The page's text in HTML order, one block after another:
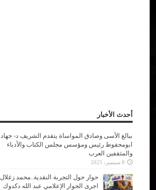
أحدث الأخبار
ببالغ الأسى وصادق المواساة يتقدم الشريف د- جهاد
ابومحفوظ رئيس ومؤسس مجلس الكتاب والأدباء
والمثقفين العرب
8 سبتمبر، 2025
حوار حول التجربة النقدية..محمد زغلال
اجرى الحوار الإعلامي عبد الله دكدوك